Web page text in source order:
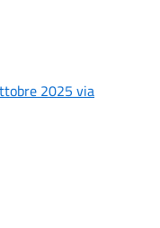
2025 via